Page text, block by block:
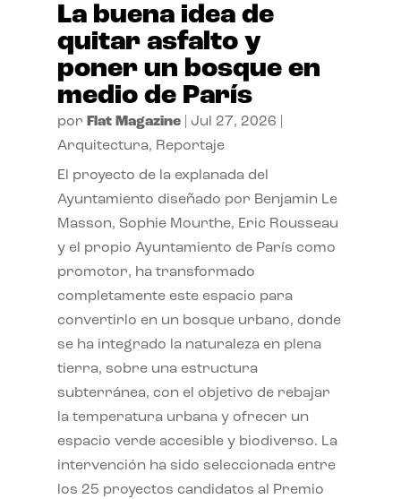
La buena idea de
quitar asfalto y
poner un bosque en
medio de París
por Flat Magazine| Jul 27, 2026
Arquitectura, Reportaje
El proyecto de la explanada del
Ayuntamiento diseñado por Benjamin Le
Masson, Sophie Mourthe, Eric Rousseau
y el propio Ayuntamiento de París como
promotor, ha transformado
completamente este espacio para
convertirlo en un bosque urbano, donde
se ha integrado la naturaleza en plena
tierra, sobre una estructura
subterránea, con el objetivo de rebajar
la temperatura urbana y ofrecer un
espacio verde accesible y biodiverso. La
intervención ha sido seleccionada entre
los 25 proyectos candidatos al Premio